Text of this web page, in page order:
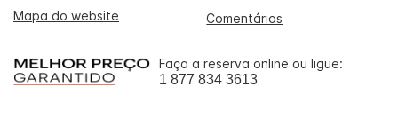
Mapa do website
Comentários
Faça a reserva online ou ligue:
1 877 834 3613